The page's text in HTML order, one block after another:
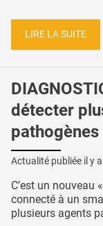
LIRE LA SUITE
détecter
pathogènes
Actualité publiée il y a
C’est un nouveau
connecté à un
plusieurs agents